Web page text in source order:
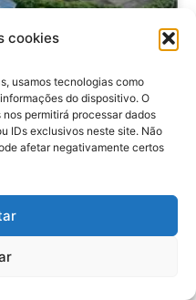
cookies
usamos tecnologias como
do dispositivo. O
permitirá processar dados
IDs exclusivos neste site. Não
afetar negativamente certos
Pedagógica
acontecerá